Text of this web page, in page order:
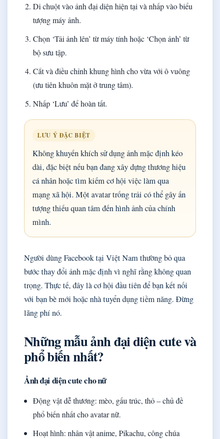
Di chuột vào ảnh đại diện hiện tại và nhấp vào biểu
tượng máy ảnh.
Chọn ‘Tải ảnh lên’ từ máy tính hoặc ‘Chọn ảnh’ từ
bộ sưu tập.
Cắt và điều chỉnh khung hình cho vừa với ô vuông
(ưu tiên khuôn mặt ở trung tâm).
Nhấp ‘Lưu’ để hoàn tất.
LƯU Ý ĐẶC BIỆT
Không khuyến khích sử dụng ảnh mặc định kéo
dài, đặc biệt nếu bạn đang xây dựng thương hiệu
cá nhân hoặc tìm kiếm cơ hội việc làm qua
mạng xã hội. Một avatar trống trải có thể gây ấn
tượng thiếu quan tâm đến hình ảnh của chính
mình.
Người dùng Facebook tại Việt Nam thường bỏ qua
bước thay đổi ảnh mặc định vì nghĩ rằng không quan
trọng. Thực tế, đây là cơ hội đầu tiên để bạn kết nối
với bạn bè mới hoặc nhà tuyển dụng tiềm năng. Đừng
lãng phí nó.
Những mẫu ảnh đại diện cute và
phổ biến nhất?
Ảnh đại diện cute cho nữ
Động vật dễ thương: mèo, gấu trúc, thỏ – chủ đề
phổ biến nhất cho avatar nữ.
Hoạt hình: nhân vật anime, Pikachu, công chúa